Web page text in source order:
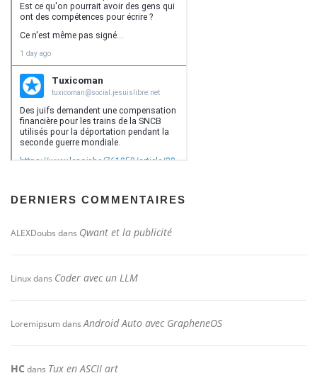
DERNIERS COMMENTAIRES
ALEXDoubs dans Qwant et la publicité
Linuxdans Coder avec un LLM
LoremipsumdansAndroid Auto avec GrapheneOS
HC dans Tux en ASCII art